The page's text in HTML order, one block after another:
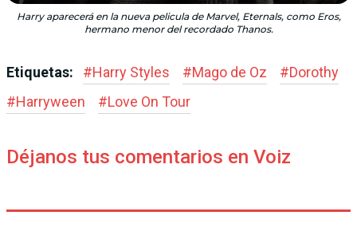
Harry aparecerá en la nueva pelicula de Marvel, Eternals, como Eros,
hermano menor del recordado Thanos.
Etiquetas: #Harry Styles #Mago de Oz #Dorothy
#Harryween #Love On Tour
Déjanos tus comentarios en Voiz